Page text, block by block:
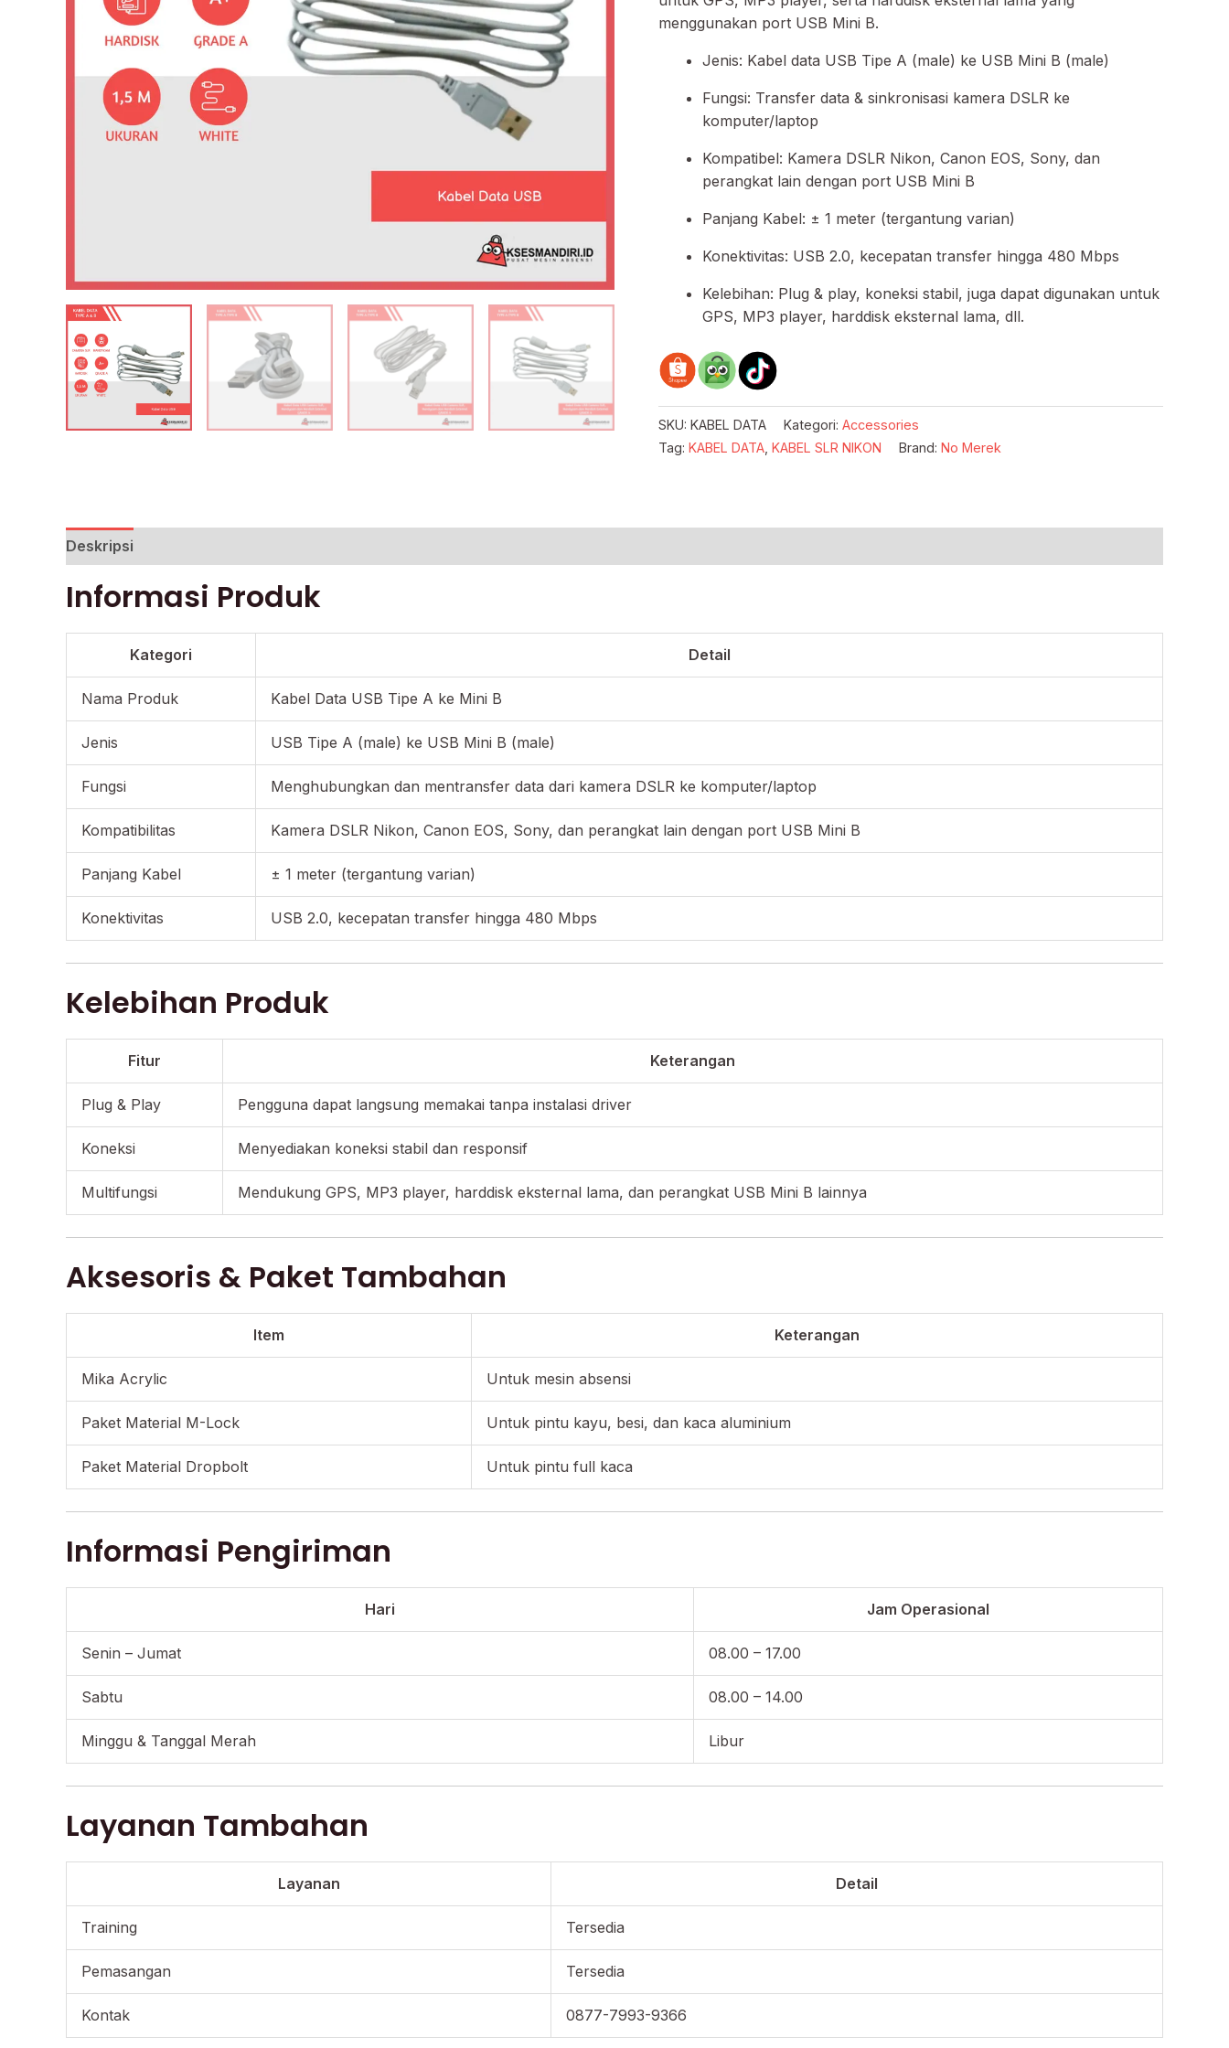
menggunakan port USB Mini B.
Jenis: Kabel data USB Tipe A (male) ke USB Mini B (male)
Fungsi: Transfer data & sinkronisasi kamera DSLR ke
komputer/laptop
Kompatibel: Kamera DSLR Nikon, Canon EOS, Sony, dan
perangkat lain dengan port USB Mini B
Panjang Kabel: ± 1 meter (tergantung varian)
Konektivitas: USB 2.0, kecepatan transfer hingga 480 Mbps
Kelebihan: Plug & play, koneksi stabil, juga dapat digunakan untuk
GPS, MP3 player, harddisk eksternal lama, dll.
SKU: KABEL DATA Kategori: Accessories
Tag: KABEL DATA KABEL SLR NIKON Brand: No Merek
Deskripsi
Informasi Produk
Kategori Detail
Nama Produk Kabel Data USB Tipe A ke Mini B
Jenis USB Tipe A (male) ke USB Mini B (male)
Fungsi Menghubungkan dan mentransfer data dari kamera DSLR ke komputer/laptop
Kompatibilitas Kamera DSLR Nikon, Canon EOS, Sony, dan perangkat lain dengan port USB Mini B
Panjang Kabel ± 1 meter (tergantung varian)
Konektivitas USB 2.0, kecepatan transfer hingga 480 Mbps
Kelebihan Produk
Fitur Keterangan
Plug & Play Pengguna dapat langsung memakai tanpa instalasi driver
Koneksi Menyediakan koneksi stabil dan responsif
Multifungsi Mendukung GPS, MP3 player, harddisk eksternal lama, dan perangkat USB Mini B lainnya
Aksesoris & Paket Tambahan
Item Keterangan
Mika Acrylic Untuk mesin absensi
Paket Material M-Lock Untuk pintu kayu, besi, dan kaca aluminium
Paket Material Dropbolt Untuk pintu full kaca
Informasi Pengiriman
Hari Jam Operasional
Senin – Jumat 08.00 – 17.00
Sabtu 08.00 – 14.00
Minggu & Tanggal Merah Libur
Layanan Tambahan
Layanan Detail
Training Tersedia
Pemasangan Tersedia
Kontak 0877-7993-9366